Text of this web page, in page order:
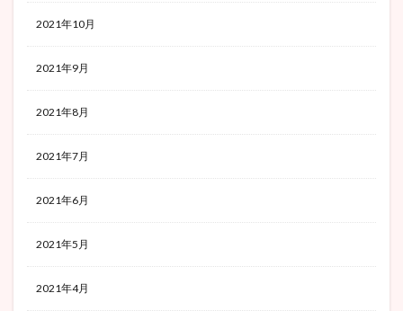
2021年10月
2021年9月
2021年8月
2021年7月
2021年6月
2021年5月
2021年4月